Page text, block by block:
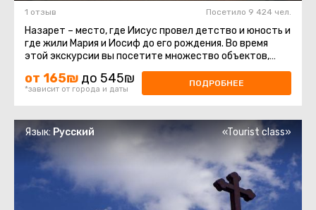
1 отзыв Посетило 9 424 чел.
Назарет – место, где Иисус провел детство и юность и
где жили Мария и Иосиф до его рождения. Во время
этой экскурсии вы посетите множество объектов,
которые христианство ...
от 165₪ до 545₪
*зависит от города и даты
ПОДРОБНЕЕ
Язык: Русский «Tourist class»